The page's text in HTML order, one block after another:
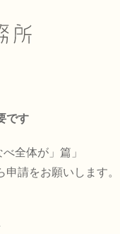
です
全体が」篇」
申請をお願いします。